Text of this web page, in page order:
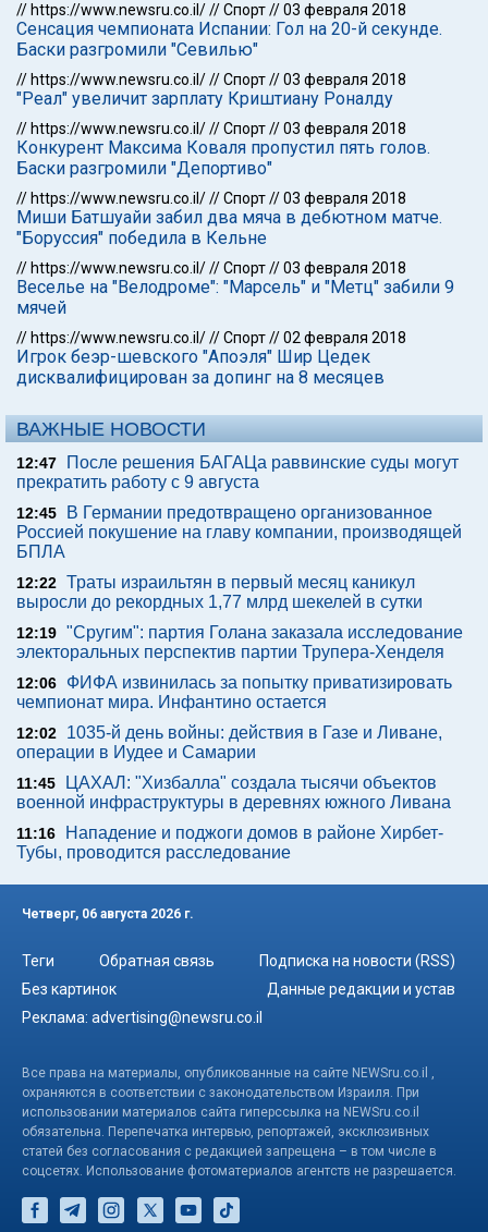
// https://www.newsru.co.il///Спорт//03 февраля 2018
Сенсация чемпионата Испании: Гол на 20-й секунде.
Баски разгромили "Севилью"
// https://www.newsru.co.il///Спорт//03 февраля 2018
"Реал" увеличит зарплату Криштиану Роналду
// https://www.newsru.co.il///Спорт//03 февраля 2018
Конкурент Максима Коваля пропустил пять голов.
Баски разгромили "Депортиво"
// https://www.newsru.co.il///Спорт//03 февраля 2018
Миши Батшуайи забил два мяча в дебютном матче.
"Боруссия" победила в Кельне
// https://www.newsru.co.il///Спорт//03 февраля 2018
Веселье на "Велодроме": "Марсель" и "Метц" забили 9
мячей
// https://www.newsru.co.il///Спорт//02 февраля 2018
Игрок беэр-шевского "Апоэля" Шир Цедек
дисквалифицирован за допинг на 8 месяцев
ВАЖНЫЕ НОВОСТИ
12:47
После решения БАГАЦа раввинские суды могут
прекратить работу с 9 августа
12:45
В Германии предотвращено организованное
Россией покушение на главу компании, производящей
БПЛА
12:22 Траты израильтян в первый месяц каникул
выросли до рекордных 1,77 млрд шекелей в сутки
12:19 "Сругим": партия Голана заказала исследование
электоральных перспектив партии Трупера-Хенделя
12:06
ФИФА извинилась за попытку приватизировать
чемпионат мира. Инфантино остается
12:02
1035-й день войны: действия в Газе и Ливане,
операции в Иудее и Самарии
11:45
ЦАХАЛ: "Хизбалла" создала тысячи объектов
военной инфраструктуры в деревнях южного Ливана
11:16
Нападение и поджоги домов в районе Хирбет-
Тубы, проводится расследование
Четверг, 06 августа 2026 г.
Теги Обратная связь
Подписка на новости (RSS)
Без картинок
Данные редакции и устав
Реклама: advertising@newsru.co.il
Все права на материалы, опубликованные на сайте NEWSru.co.il ,
охраняются в соответствии с законодательством Израиля. При
использовании материалов сайта гиперссылка на NEWSru.co.il
обязательна. Перепечатка интервью, репортажей, эксклюзивных
статей без согласования с редакцией запрещена – в том числе в
соцсетях. Использование фотоматериалов агентств не разрешается.